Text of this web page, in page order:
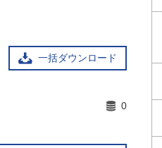
一括ダウンロード
0